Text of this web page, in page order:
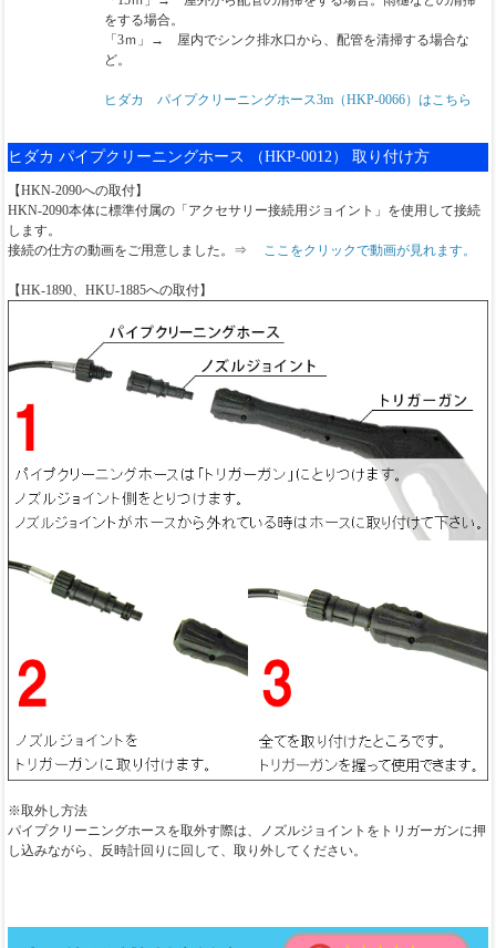
をする場合。
「3ｍ」→ 屋内でシンク排水口から、配管を清掃する場合な
ど。
ヒダカ パイプクリーニングホース3m（HKP-0066）はこちら
ヒダカ パイプクリーニングホース （HKP-0012） 取り付け方
【HKN-2090への取付】
HKN-2090本体に標準付属の「アクセサリー接続用ジョイント」を使用して接続
します。
接続の仕方の動画をご用意しました。⇒ ここをクリックで動画が見れます。
【HK-1890、HKU-1885への取付】
※取外し方法
パイプクリーニングホースを取外す際は、ノズルジョイントをトリガーガンに押
し込みながら、反時計回りに回して、取り外してください。